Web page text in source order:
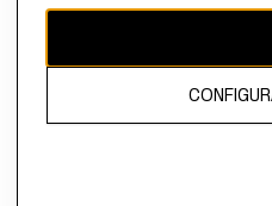
El contenido de esta página web
propiedad de H&M Hennes &